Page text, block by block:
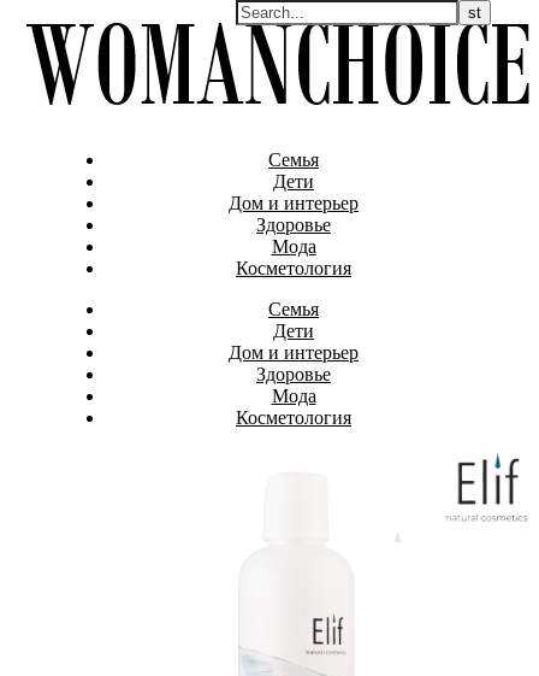
Семья
Дети
Дом и интерьер
Здоровье
Мода
Косметология
Семья
Дети
Дом и интерьер
Здоровье
Мода
Косметология